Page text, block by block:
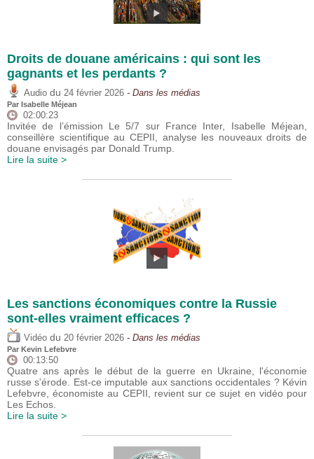
Droits de douane américains : qui sont les
gagnants et les perdants ?
Audio du 24 février 2026 - Dans les médias
Par Isabelle Méjean
02:00:23
Invitée de l’émission Le 5/7 sur France Inter, Isabelle Méjean,
conseillère scientifique au CEPII, analyse les nouveaux droits de
douane envisagés par Donald Trump.
Lire la suite >
Les sanctions économiques contre la Russie
sont-elles vraiment efficaces ?
Vidéo du 20 février 2026 - Dans les médias
Par Kevin Lefebvre
00:13:50
Quatre ans après le début de la guerre en Ukraine, l'économie
russe s'érode. Est-ce imputable aux sanctions occidentales ? Kévin
Lefebvre, économiste au CEPII, revient sur ce sujet en vidéo pour
Les Echos.
Lire la suite >